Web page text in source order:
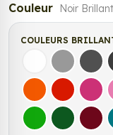
Couleur Noir Brillant
COULEURS
Blanc Gris
OrangeRouge
Vert clairVert Foncé